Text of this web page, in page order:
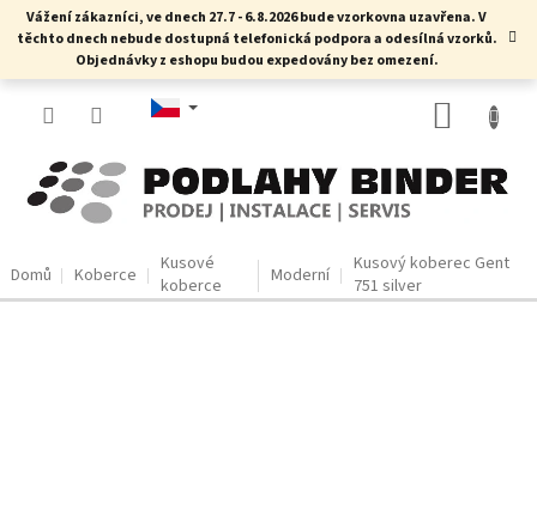
PřejítVážení zákazníci, ve dnech 27.7 - 6.8.2026 bude vzorkovna uzavřena. V
těchto dnech nebude dostupná telefonická podpora a odesílná vzorků.
Objednávky z eshopu budou expedovány bez omezení.
Domů Koberce
Kusové
koberce
Moderní
Kusový koberec Gent
751 silver